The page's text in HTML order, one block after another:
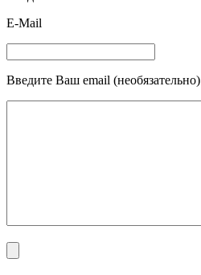
E-Mail
Введите Ваш email (необязательно)